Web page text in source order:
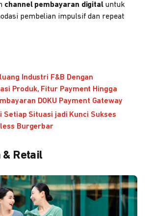
channel pembayaran digital untuk
pembelian impulsif dan repeat
Industri F&B Dengan
Produk, Fitur Payment Hingga
DOKU Payment Gateway
Setiap Situasi jadi Kunci Sukses
Burgerbar
& Retail